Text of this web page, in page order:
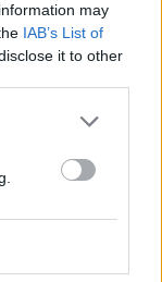
may
IAB’s List of
it to other
circostante e